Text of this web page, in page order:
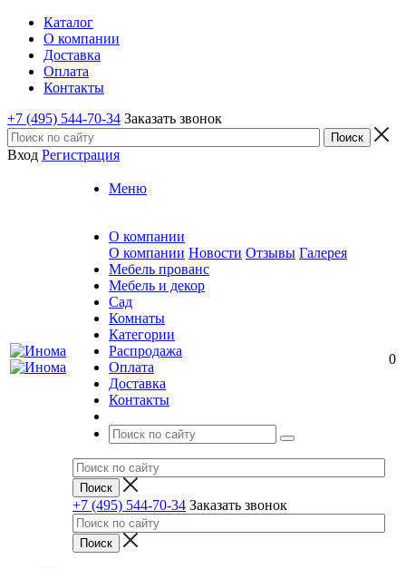
Каталог
О компании
Доставка
Оплата
Контакты
+7 (495) 544-70-34 Заказать звонок
Вход Регистрация
Меню
О компании
О компании Новости Отзывы Галерея
Мебель прованс
Мебель и декор
Сад
Комнаты
Категории
Распродажа
Оплата
Доставка
Контакты
+7 (495) 544-70-34 Заказать звонок
0